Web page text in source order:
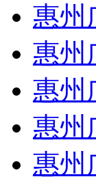
惠州
惠州
惠州
惠州
惠州